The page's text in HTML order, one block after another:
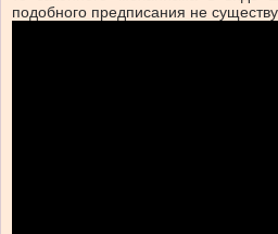
подобного предписания не